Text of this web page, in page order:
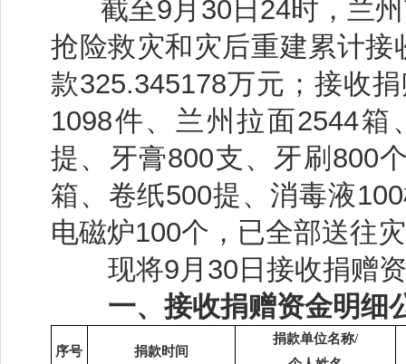
截至9月30 日 24时，兰
抢险救灾和灾后重建累计接
款325.345178万元；接收
1098件、 兰州拉面2544箱
提、牙膏800支、牙刷800
箱、卷纸500提、消毒液
电磁炉100个， 已全部送往
现将9月30日接收捐赠资
一、接收捐赠资金明细
序号 捐款时间
捐款单位名称/